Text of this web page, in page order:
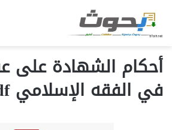
أحكام الشهادة على
في الفقه الإسلامي pdf